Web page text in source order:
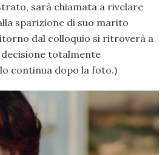
sarà chiamata a rivelare
sparizione di suo marito
dal colloquio si ritroverà a
totalmente
continua dopo la foto.)